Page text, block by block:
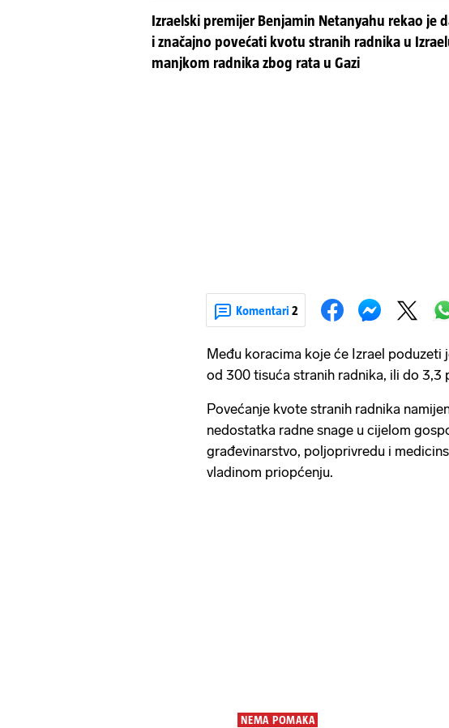
Izraelski premijer Benjamin Netanyahu rekao je
i značajno povećati kvotu stranih radnika u
manjkom radnika zbog rata u Gazi
Komentari 2
Među koracima koje će Izrael poduzeti
od 300 tisuća stranih radnika, ili do 3,3
Povećanje kvote stranih radnika
nedostatka radne snage u cijelom
građevinarstvo, poljoprivredu i
vladinom priopćenju.
NEMA POMAKA